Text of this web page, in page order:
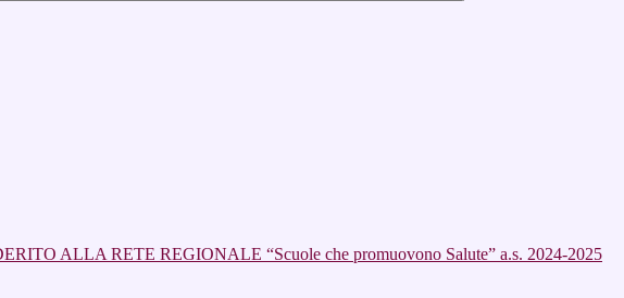
ALLA RETE REGIONALE “Scuole che promuovono Salute” a.s. 2024-2025